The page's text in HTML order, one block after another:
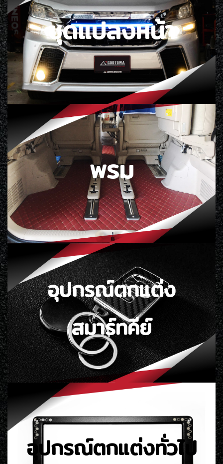
ชุดแปลงหน้า
พรม
อุปกรณ์ตกแต่ง
สมาร์ทคีย์
อุปกรณ์ตกแต่งทั่วไป